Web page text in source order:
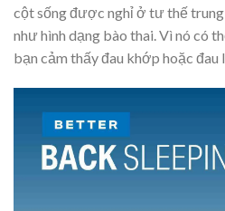
cột sống được nghỉ ở tư thế trung
như hình dạng bào thai. Vì nó có
bạn cảm thấy đau khớp hoặc đau